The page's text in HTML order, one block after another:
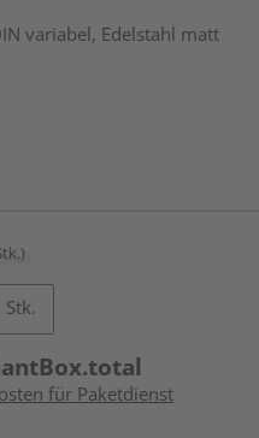
variabel, Edelstahl matt
Stk.
für Paketdienst